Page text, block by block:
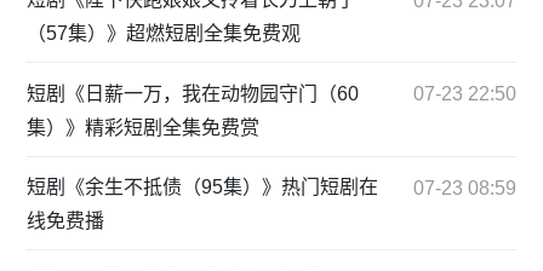
（57集）》超燃短剧全集免费观
短剧《日薪一万，我在动物园守门（60
集）》精彩短剧全集免费赏
07-23 22:50
短剧《余生不抵债（95集）》热门短剧在
线免费播
07-23 08:59